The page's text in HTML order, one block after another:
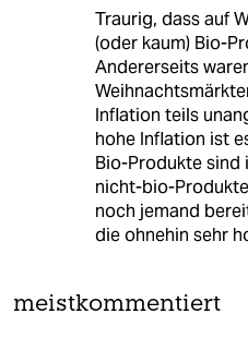
Traurig, dass auf
(oder kaum) Bio-
Andererseits
Inflation teils
hohe Inflation ist
Bio-Produkte sind
nicht-bio-
noch jemand
die ohnehin sehr
meistkommentiert